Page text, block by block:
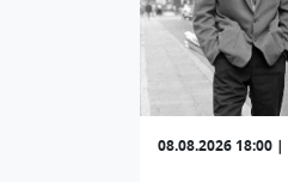
08.08.2026 18:00 |